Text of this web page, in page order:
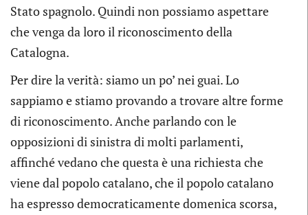
Stato spagnolo. Quindi non possiamo aspettare
che venga da loro il riconoscimento della
Catalogna.
Per dire la verità: siamo un po’ nei guai. Lo
sappiamo e stiamo provando a trovare altre forme
di riconoscimento. Anche parlando con le
opposizioni di sinistra di molti parlamenti,
affinché vedano che questa è una richiesta che
viene dal popolo catalano, che il popolo catalano
ha espresso democraticamente domenica scorsa,